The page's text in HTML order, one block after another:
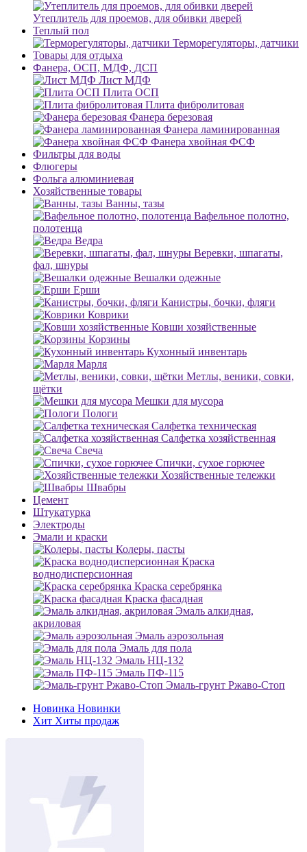
Утеплитель для проемов, для обивки дверей
Теплый пол
Терморегуляторы, датчики
Товары для отдыха
Фанера, ОСП, МДФ, ДСП
Лист МДФ
Плита ОСП
Плита фибролитовая
Фанера березовая
Фанера ламинированная
Фанера хвойная ФСФ
Фильтры для воды
Флюгеры
Фольга алюминиевая
Хозяйственные товары
Ванны, тазы
Вафельное полотно,
полотенца
Ведра
Веревки, шпагаты,
фал, шнуры
Вешалки одежные
Ерши
Канистры, бочки, фляги
Коврики
Ковши хозяйственные
Корзины
Кухонный инвентарь
Марля
Метлы, веники, совки,
щётки
Мешки для мусора
Пологи
Салфетка техническая
Салфетка хозяйственная
Свеча
Спички, сухое горючее
Хозяйственные тележки
Швабры
Цемент
Штукатурка
Электроды
Эмали и краски
Колеры, пасты
Краска
воднодисперсионная
Краска серебрянка
Краска фасадная
Эмаль алкидная,
акриловая
Эмаль аэрозольная
Эмаль для пола
Эмаль НЦ-132
Эмаль ПФ-115
Эмаль-грунт Ржаво-Стоп
Новинка Новинки
Хит Хиты продаж